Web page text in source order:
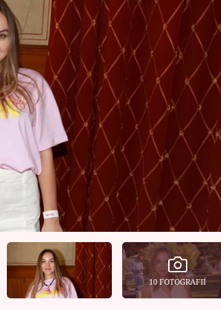
10 FOTOGRAFIÍ